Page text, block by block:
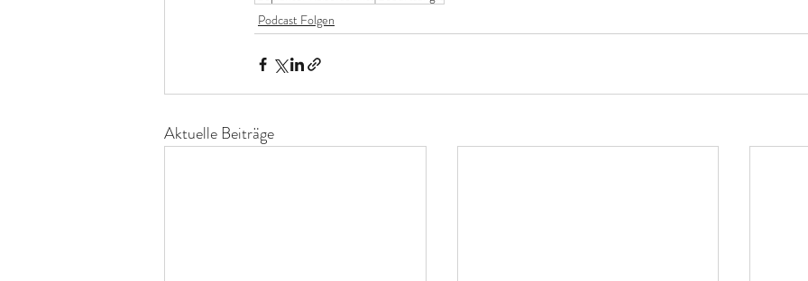
Podcast Folgen
Aktuelle Beiträge